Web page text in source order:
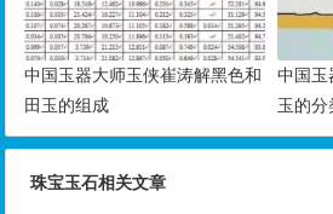
中国玉器大师玉侠崔涛解黑色和
田玉的组成
中国玉
玉的分
珠宝玉石相关文章